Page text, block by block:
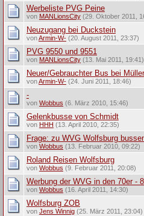
Werbeliste PVG Peine
von MANLionsCity(29. Oktober 2011,
Neuzugang bei Duckstein
vonArmin-W-(20. August 2011, 23:37)
PVG 9550 und 9551
von MANLionsCity(13. Mai 2011, 19:41)
Neuer/Gebrauchter Bus bei
vonArmin-W-(24. Juni 2011, 18:46)
-
von Wobbus (6. März 2010, 15:46)
Gelenkbusse von Schmidt
von HHH (13. April 2010, 22:35)
Frage: zu WVG Wolfsburg
von Wobbus (13. Februar 2010, 09:22)
Roland Reisen Wolfsburg
von Wobbus (9. Februar 2011, 20:08)
Werbung der WVG in den 70er -
von Wobbus (16. April 2011, 14:30)
Wolfsburg ZOB
von Jens Winnig(25. März 2011, 23:04)